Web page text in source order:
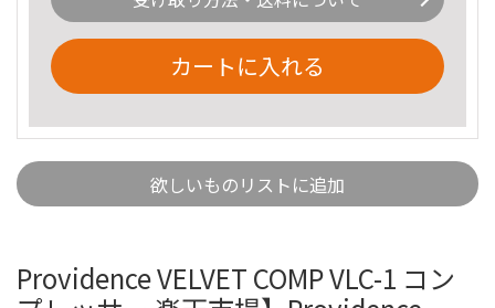
カートに入れる
欲しいものリストに追加
Providence VELVET COMP VLC-1 コン